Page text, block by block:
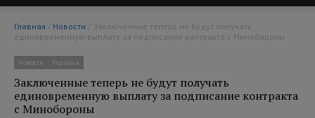
Главная / Новости
единовременную выплату за подписание контракта с Минобороны
Новости Украина
Заключенные теперь не будут получать
единовременную выплату за подписание контракта
с Минобороны